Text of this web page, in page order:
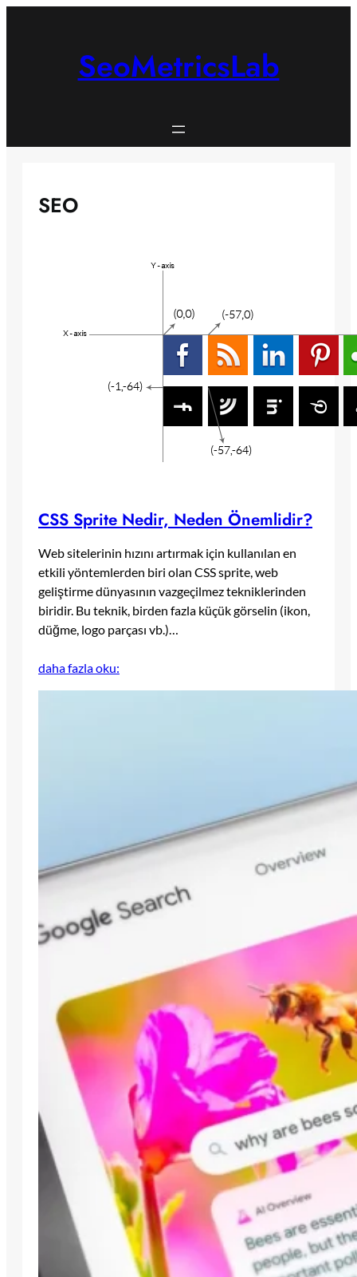
SeoMetricsLab
SEO
CSS Sprite Nedir, Neden Önemlidir?
Web sitelerinin hızını artırmak için kullanılan en
etkili yöntemlerden biri olan CSS sprite, web
geliştirme dünyasının vazgeçilmez tekniklerinden
biridir. Bu teknik, birden fazla küçük görselin (ikon,
düğme, logo parçası vb.)…
daha fazla oku: